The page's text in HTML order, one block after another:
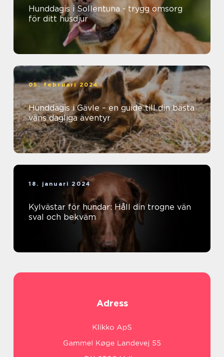
Hunddagis i Sollentuna - trygg omsorg
för ditt husdjur
05. februari 2024
Hunddagis i Gävle – en guide till din bästa
väns dagliga äventyr
18. januari 2024
Kylvästar för hundar: Håll din trogne vän
sval och bekväm
Adress